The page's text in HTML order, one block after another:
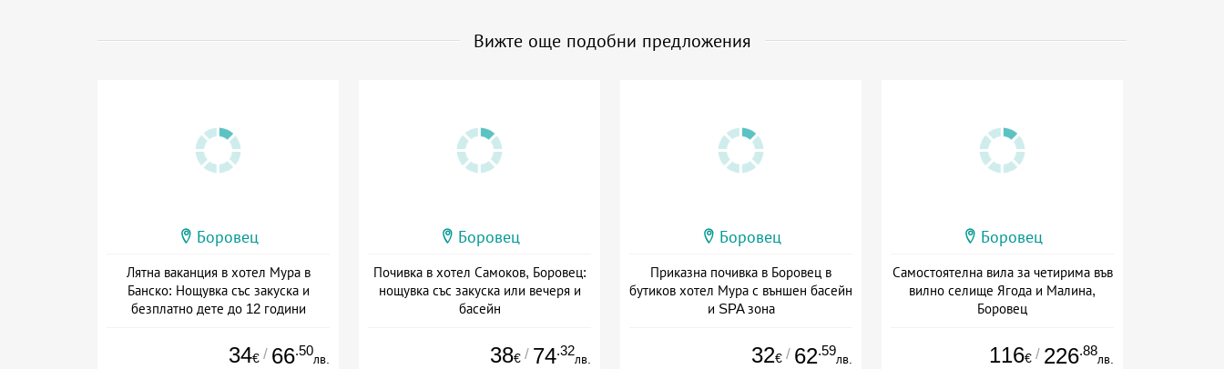
Вижте още подобни предложения
Боровец
Лятна ваканция в хотел Мура в
Банско: Нощувка със закуска и
безплатно дете до 12 години
34€ / 66.50
лв.
Боровец
Почивка в хотел Самоков, Боровец:
нощувка със закуска или вечеря и
басейн
38€ / 74.32
лв.
Боровец
Приказна почивка в Боровец в
бутиков хотел Мура с външен басейн
и SPA зона
32€ / 62.59
лв.
Боровец
Самостоятелна вила за четирима във
вилно селище Ягода и Малина,
Боровец
116€ / 226.88
лв.